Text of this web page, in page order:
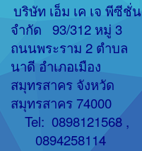
บริษัท เอ็ม เค เจ พีซีชั่น
จำกัด 93/312 หมู่ 3
ถนนพระราม 2 ตำบล
นาดี อำเภอเมือง
สมุทรสาคร จังหวัด
สมุทรสาคร 74000
Tel: 0898121568 ,
0894258114